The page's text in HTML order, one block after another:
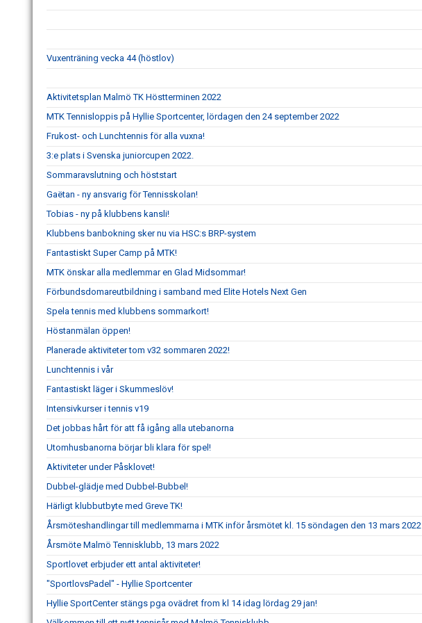
Vuxenträning vecka 44 (höstlov)
Aktivitetsplan Malmö TK Höstterminen 2022
MTK Tennisloppis på Hyllie Sportcenter, lördagen den 24 september 2022
Frukost- och Lunchtennis för alla vuxna!
3:e plats i Svenska juniorcupen 2022.
Sommaravslutning och höststart
Gaëtan - ny ansvarig för Tennisskolan!
Tobias - ny på klubbens kansli!
Klubbens banbokning sker nu via HSC:s BRP-system
Fantastiskt Super Camp på MTK!
MTK önskar alla medlemmar en Glad Midsommar!
Förbundsdomareutbildning i samband med Elite Hotels Next Gen
Spela tennis med klubbens sommarkort!
Höstanmälan öppen!
Planerade aktiviteter tom v32 sommaren 2022!
Lunchtennis i vår
Fantastiskt läger i Skummeslöv!
Intensivkurser i tennis v19
Det jobbas hårt för att få igång alla utebanorna
Utomhusbanorna börjar bli klara för spel!
Aktiviteter under Påsklovet!
Dubbel-glädje med Dubbel-Bubbel!
Härligt klubbutbyte med Greve TK!
Årsmöteshandlingar till medlemmarna i MTK inför årsmötet kl. 15 söndagen den 13 mars 2022
Årsmöte Malmö Tennisklubb, 13 mars 2022
Sportlovet erbjuder ett antal aktiviteter!
"SportlovsPadel" - Hyllie Sportcenter
Hyllie SportCenter stängs pga ovädret from kl 14 idag lördag 29 jan!